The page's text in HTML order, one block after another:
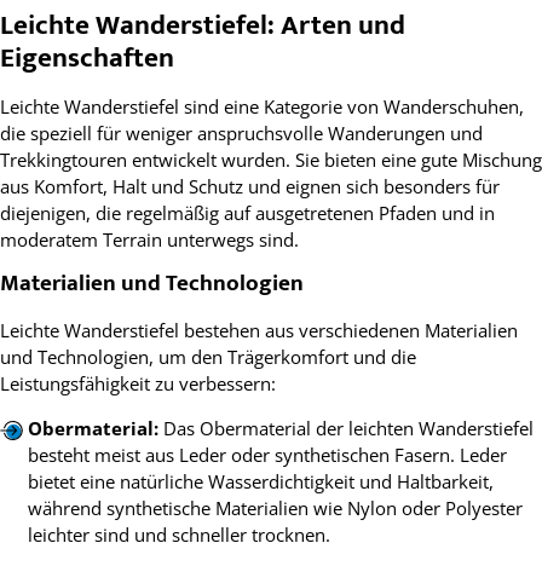
Leichte Wanderstiefel: Arten und
Eigenschaften
Leichte Wanderstiefel sind eine Kategorie von Wanderschuhen,
die speziell für weniger anspruchsvolle Wanderungen und
Trekkingtouren entwickelt wurden. Sie bieten eine gute Mischung
aus Komfort, Halt und Schutz und eignen sich besonders für
diejenigen, die regelmäßig auf ausgetretenen Pfaden und in
moderatem Terrain unterwegs sind.
Materialien und Technologien
Leichte Wanderstiefel bestehen aus verschiedenen Materialien
und Technologien, um den Trägerkomfort und die
Leistungsfähigkeit zu verbessern:
Obermaterial:Das Obermaterial der leichten Wanderstiefel
besteht meist aus Leder oder synthetischen Fasern. Leder
bietet eine natürliche Wasserdichtigkeit und Haltbarkeit,
während synthetische Materialien wie Nylon oder Polyester
leichter sind und schneller trocknen.